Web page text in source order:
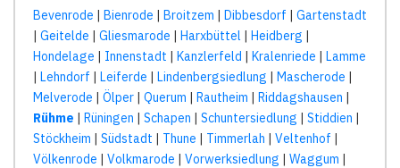
Bevenrode | Bienrode | Broitzem | Dibbesdorf | Gartenstadt
| Geitelde | Gliesmarode | Harxbüttel | Heidberg |
Hondelage | Innenstadt | Kanzlerfeld | Kralenriede | Lamme
| Lehndorf | Leiferde | Lindenbergsiedlung | Mascherode |
Melverode | Ölper | Querum | Rautheim | Riddagshausen |
Rühme | Rüningen | Schapen | Schuntersiedlung | Stiddien |
Stöckheim | Südstadt | Thune | Timmerlah | Veltenhof |
Völkenrode | Volkmarode | Vorwerksiedlung | Waggum |